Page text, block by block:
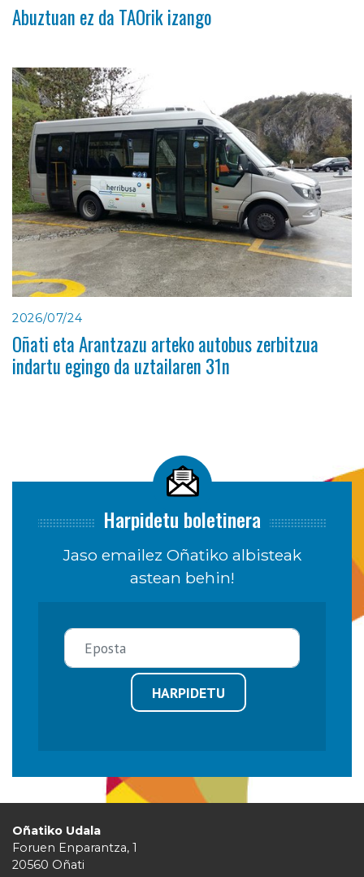
Abuztuan ez da TAOrik izango
2026/07/24
Oñati eta Arantzazu arteko autobus zerbitzua
indartu egingo da uztailaren 31n
Harpidetu boletinera
Jaso emailez Oñatiko albisteak
astean behin!
HARPIDETU
Oñatiko Udala
Foruen Enparantza, 1
20560 Oñati